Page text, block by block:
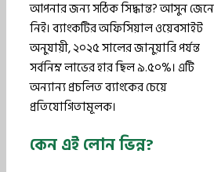
আপনার জন্য সঠিক সিদ্ধান্ত? আসুন জেনে
নিই। ব্যাংকটির অফিসিয়াল ওয়েবসাইট
অনুযায়ী, ২০২৫ সালের জানুয়ারি পর্যন্ত
সর্বনিম্ন লাভের হার ছিল ৯.৫০%। এটি
অন্যান্য প্রচলিত ব্যাংকের চেয়ে
প্রতিযোগিতামূলক।
কেন এই লোন ভিন্ন?